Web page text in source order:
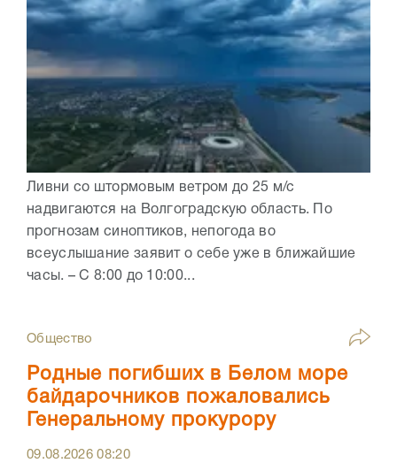
Ливни со штормовым ветром до 25 м/с
надвигаются на Волгоградскую область. По
прогнозам синоптиков, непогода во
всеуслышание заявит о себе уже в ближайшие
часы. – С 8:00 до 10:00...
Общество
Родные погибших в Белом море
байдарочников пожаловались
Генеральному прокурору
09.08.202608:20